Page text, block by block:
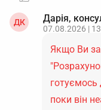
ДК Дарія,
07.08.2026 |
Якщо Ви
поки він